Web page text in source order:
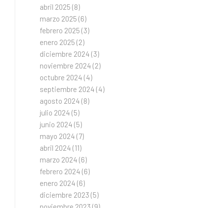
abril 2025 (8)
marzo 2025 (6)
febrero 2025 (3)
enero 2025 (2)
diciembre 2024 (3)
noviembre 2024 (2)
octubre 2024 (4)
septiembre 2024 (4)
agosto 2024 (8)
julio 2024 (5)
junio 2024 (5)
mayo 2024 (7)
abril 2024 (11)
marzo 2024 (6)
febrero 2024 (6)
enero 2024 (6)
diciembre 2023 (5)